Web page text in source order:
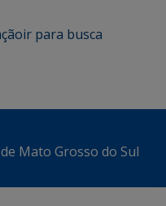
ir para busca
Mato Grosso do Sul